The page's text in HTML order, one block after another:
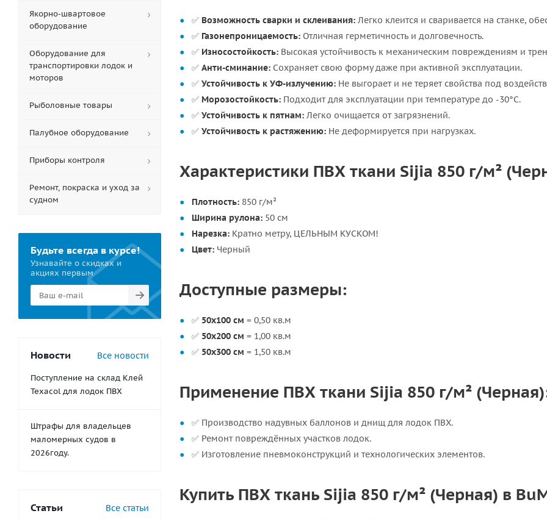
✅ Возможность сварки и склеивания: Легко клеится и сваривается на станке,
✅ Газонепроницаемость: Отличная герметичность и долговечность.
✅ Износостойкость: Высокая устойчивость к механическим повреждениям и
✅ Анти-сминание: Сохраняет свою форму даже при активной эксплуатации.
✅ Устойчивость к УФ-излучению: Не выгорает и не теряет свойства под
✅ Морозостойкость: Подходит для эксплуатации при температуре до -30°C.
✅ Устойчивость к пятнам: Легко очищается от загрязнений.
✅ Устойчивость к растяжению: Не деформируется при нагрузках.
Характеристики ПВХ ткани Sijia 850 г/м²
Плотность: 850 г/м²
Ширина рулона: 50 см
Нарезка: Кратно метру, ЦЕЛЬНЫМ КУСКОМ!
Цвет: Черный
Доступные размеры:
✅ 50х100 см = 0,50 кв.м
✅ 50х200 см = 1,00 кв.м
✅ 50х300 см = 1,50 кв.м
Применение ПВХ ткани Sijia 850 г/м²
✅ Производство надувных баллонов и днищ для лодок ПВХ.
✅ Ремонт повреждённых участков лодок.
✅ Изготовление пневмоконструкций и технологических элементов.
Купить ПВХ ткань Sijia 850 г/м² (Черная) в
Якорно-швартовое
оборудование
Оборудование для
транспортировки лодок и
моторов
Рыболовные товары
Палубное оборудование
Приборы контроля
Ремонт, покраска и уход за
судном
Будьте всегда в курсе!
Узнавайте о скидках и
акциях первым
Новости Все новости
Поступление на склад Клей
Texacol для лодок ПВХ
Штрафы для владельцев
маломерных судов в
2026году.
Статьи Все статьи